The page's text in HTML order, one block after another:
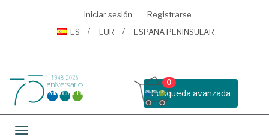
Iniciar sesión
Registrarse
ES
EUR ESPAÑA PENINSULAR
Busqueda avanzada
0
Toggle navigation